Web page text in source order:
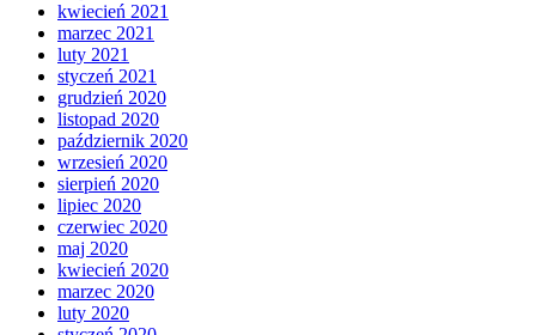
kwiecień 2021
marzec 2021
luty 2021
styczeń 2021
grudzień 2020
listopad 2020
październik 2020
wrzesień 2020
sierpień 2020
lipiec 2020
czerwiec 2020
maj 2020
kwiecień 2020
marzec 2020
luty 2020